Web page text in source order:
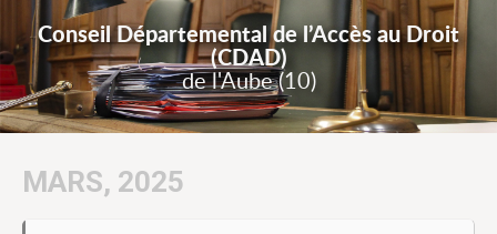
Conseil Départemental de l’Accès au Droit
(CDAD)
de l'Aube (10)
MARS, 2025